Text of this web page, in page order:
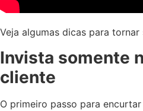
Veja algumas dicas para
Invista somente
cliente
O primeiro passo para